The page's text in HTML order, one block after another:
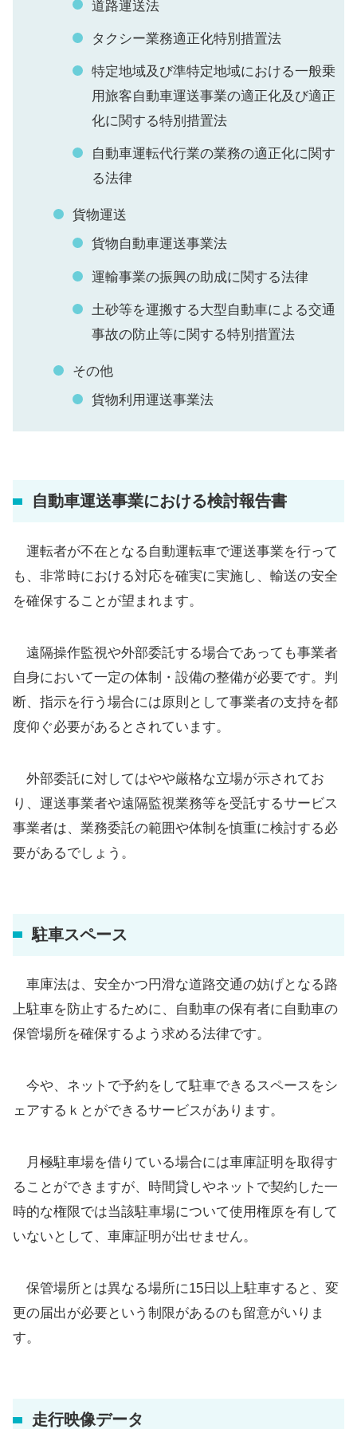
道路運送法
タクシー業務適正化特別措置法
特定地域及び準特定地域における一般乗
用旅客自動車運送事業の適正化及び適正
化に関する特別措置法
自動車運転代行業の業務の適正化に関す
る法律
貨物運送
貨物自動車運送事業法
運輸事業の振興の助成に関する法律
土砂等を運搬する大型自動車による交通
事故の防止等に関する特別措置法
その他
貨物利用運送事業法
自動車運送事業における検討報告書
運転者が不在となる自動運転車で運送事業を行って
も、非常時における対応を確実に実施し、輸送の安全
を確保することが望まれます。
遠隔操作監視や外部委託する場合であっても事業者
自身において一定の体制・設備の整備が必要です。判
断、指示を行う場合には原則として事業者の支持を都
度仰ぐ必要があるとされています。
外部委託に対してはやや厳格な立場が示されてお
り、運送事業者や遠隔監視業務等を受託するサービス
事業者は、業務委託の範囲や体制を慎重に検討する必
要があるでしょう。
駐車スペース
車庫法は、安全かつ円滑な道路交通の妨げとなる路
上駐車を防止するために、自動車の保有者に自動車の
保管場所を確保するよう求める法律です。
今や、ネットで予約をして駐車できるスペースをシ
ェアするｋとができるサービスがあります。
月極駐車場を借りている場合には車庫証明を取得す
ることができますが、時間貸しやネットで契約した一
時的な権限では当該駐車場について使用権原を有して
いないとして、車庫証明が出せません。
保管場所とは異なる場所に15日以上駐車すると、変
更の届出が必要という制限があるのも留意がいりま
す。
走行映像データ